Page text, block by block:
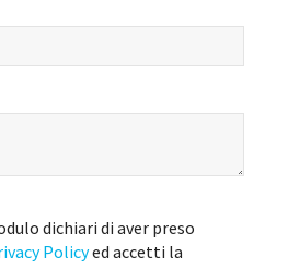
dichiari di aver preso
Policyed accetti la